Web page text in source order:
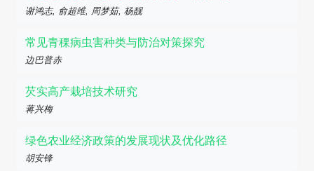
谢鸿志, 俞超维, 周梦茹, 杨靓
常见青稞病虫害种类与防治对策探究
边巴普赤
芡实高产栽培技术研究
蒋兴梅
绿色农业经济政策的发展现状及优化路径
胡安锋